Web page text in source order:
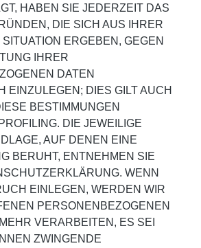
HABEN SIE JEDERZEIT DAS
DIE SICH AUS IHRER
ERGEBEN, GEGEN
IHRER
DATEN
EINZULEGEN; DIES GILT AUCH
BESTIMMUNGEN
DIE JEWEILIGE
AUF DENEN EINE
BERUHT, ENTNEHMEN SIE
WENN
EINLEGEN, WERDEN WIR
PERSONENBEZOGENEN
VERARBEITEN, ES SEI
ZWINGENDE